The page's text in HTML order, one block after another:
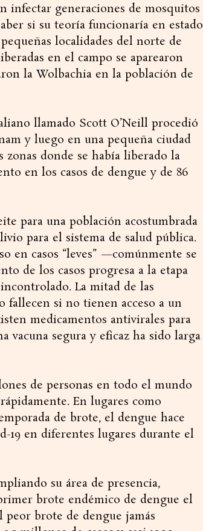
infectar generaciones de mosquitos
si su teoría funcionaría en estado
localidades del norte de
en el campo se aparearon
la Wolbachia en la población de
llamado Scott O’Neill procedió
y luego en una pequeña ciudad
zonas donde se había liberado la
en los casos de dengue y de 86
para una población acostumbrada
para el sistema de salud pública.
en casos “leves” —comúnmente se
de los casos progresa a la etapa
La mitad de las
fallecen si no tienen acceso a un
medicamentos antivirales para
vacuna segura y eficaz ha sido larga
de personas en todo el mundo
En lugares como
de brote, el dengue hace
19 en diferentes lugares durante el
su área de presencia,
brote endémico de dengue el
peor brote de dengue jamás